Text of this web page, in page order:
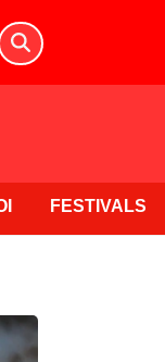
FESTIVALS